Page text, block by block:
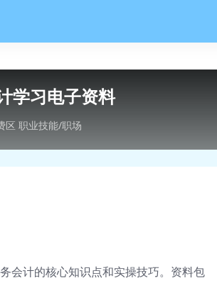
学习电子资料
区 职业技能/职场
会计的核心知识点和实操技巧。资料包